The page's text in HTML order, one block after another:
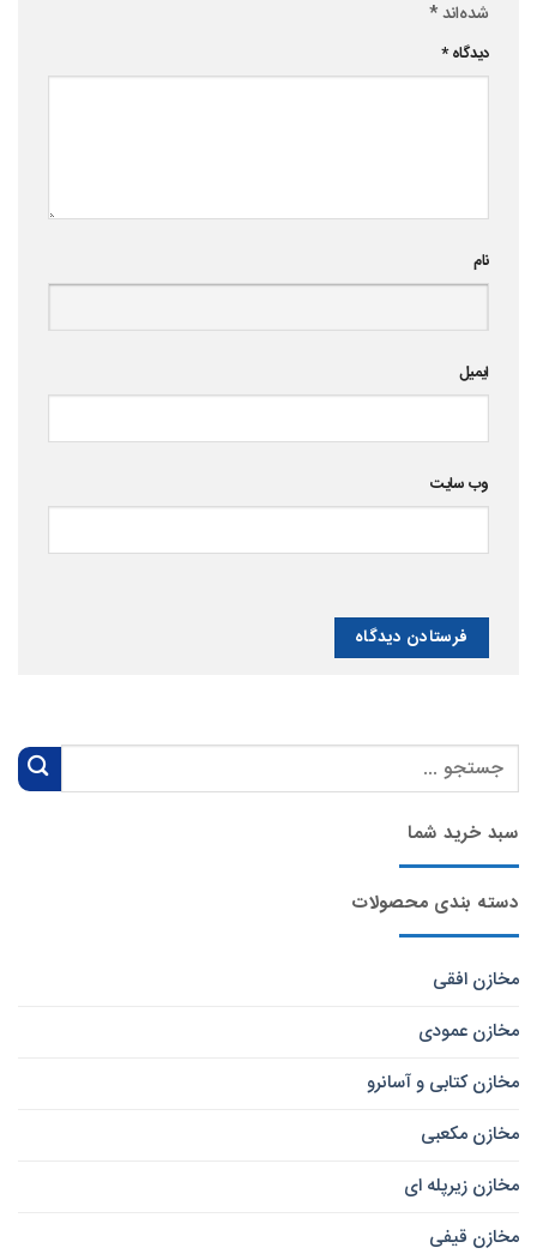
سبد خرید شما
دسته بندی محصولات
مخازن افقی
مخازن عمودی
مخازن کتابی و آسانرو
مخازن مکعبی
مخازن زیرپله ای
مخازن قیفی
شده‌اند*
دیدگاه*
نام
ایمیل
وب‌ سایت